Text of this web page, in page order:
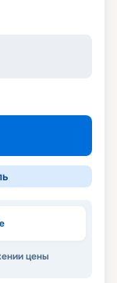
цены